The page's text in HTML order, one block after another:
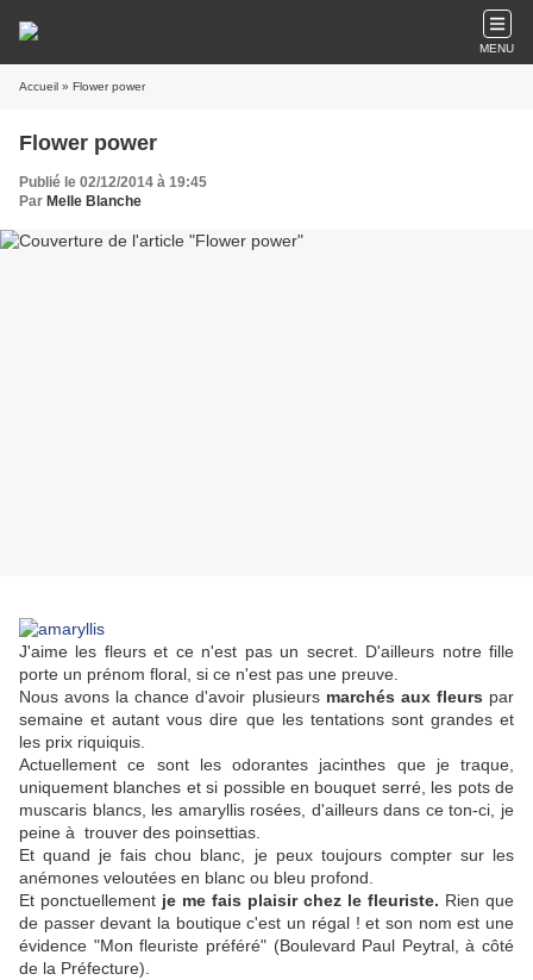
MENU
Accueil » Flower power
Flower power
Publié le 02/12/2014 à 19:45
Par Melle Blanche
J'aime les fleurs et ce n'est pas un secret. D'ailleurs notre fille
porte un prénom floral, si ce n'est pas une preuve.
Nous avons la chance d'avoir plusieurs marchés aux fleurs par
semaine et autant vous dire que les tentations sont grandes et
les prix riquiquis.
Actuellement ce sont les odorantes jacinthes que je traque,
uniquement blanches et si possible en bouquet serré, les pots de
muscaris blancs, les amaryllis rosées, d'ailleurs dans ce ton-ci, je
peine à trouver des poinsettias.
Et quand je fais chou blanc, je peux toujours compter sur les
anémones veloutées en blanc ou bleu profond.
Et ponctuellement je me fais plaisir chez le fleuriste. Rien que
de passer devant la boutique c'est un régal ! et son nom est une
évidence "Mon fleuriste préféré" (Boulevard Paul Peytral, à côté
de la Préfecture).